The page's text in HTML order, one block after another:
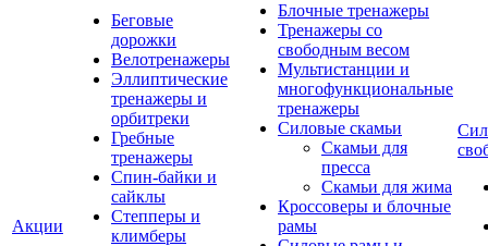
Акции
Беговые
дорожки
Велотренажеры
Эллиптические
тренажеры и
орбитреки
Гребные
тренажеры
Спин-байки и
сайклы
Степперы и
климберы
Блочные тренажеры
Тренажеры со
свободным весом
Мультистанции и
многофункциональные
тренажеры
Силовые скамьи
Скамьи для
пресса
Скамьи для жима
Кроссоверы и блочные
рамы